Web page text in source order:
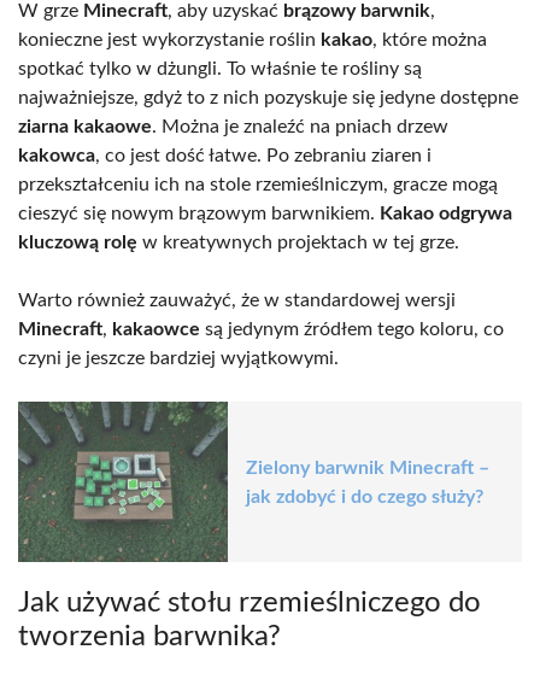
W grze Minecraft, aby uzyskać brązowy barwnik,
konieczne jest wykorzystanie roślin kakao, które można
spotkać tylko w dżungli. To właśnie te rośliny są
najważniejsze, gdyż to z nich pozyskuje się jedyne dostępne
ziarna kakaowe. Można je znaleźć na pniach drzew
kakowca, co jest dość łatwe. Po zebraniu ziaren i
przekształceniu ich na stole rzemieślniczym, gracze mogą
cieszyć się nowym brązowym barwnikiem. Kakao odgrywa
kluczową rolę w kreatywnych projektach w tej grze.
Warto również zauważyć, że w standardowej wersji
Minecraft, kakaowce są jedynym źródłem tego koloru, co
czyni je jeszcze bardziej wyjątkowymi.
Zielony barwnik Minecraft –
jak zdobyć i do czego służy?
Jak używać stołu rzemieślniczego do
tworzenia barwnika?